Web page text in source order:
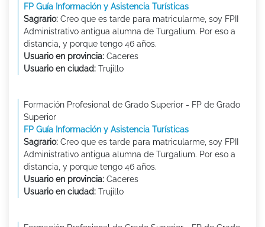
FP Guía Información y Asistencia Turísticas
Sagrario: Creo que es tarde para matricularme, soy FPII
Administrativo antigua alumna de Turgalium. Por eso a
distancia, y porque tengo 46 años.
Usuario en provincia: Caceres
Usuario en ciudad: Trujillo
Formación Profesional de Grado Superior - FP de Grado
Superior
FP Guía Información y Asistencia Turísticas
Sagrario: Creo que es tarde para matricularme, soy FPII
Administrativo antigua alumna de Turgalium. Por eso a
distancia, y porque tengo 46 años.
Usuario en provincia: Caceres
Usuario en ciudad: Trujillo